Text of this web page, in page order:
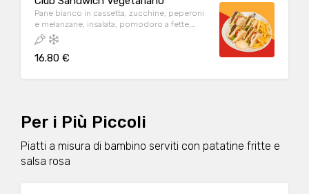
Pane bianco in cassetta, zucchine, peperoni
e melanzane, insalata, pomodoro a fette,
mozzarella, origano, maionese servito con
salsa rosa. Co contorno di patate fritte
16.80 €
Per i Più Piccoli
Piatti a misura di bambino serviti con patatine fritte e
salsa rosa